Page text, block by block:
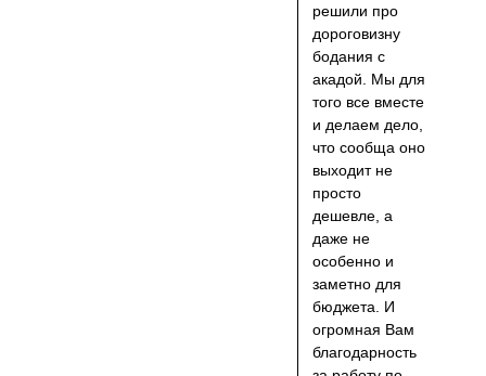
решили про
дороговизну
бодания с
акадой. Мы для
того все вместе
и делаем дело,
что сообща оно
выходит не
просто
дешевле, а
даже не
особенно и
заметно для
бюджета. И
огромная Вам
благодарность